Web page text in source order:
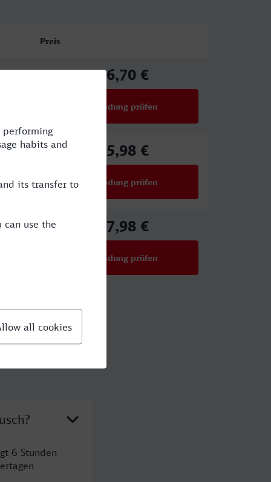
Preis
36,70 €
Verbindung prüfen
75,98 €
Verbindung prüfen
67,98 €
Verbindung prüfen
6 Stunden